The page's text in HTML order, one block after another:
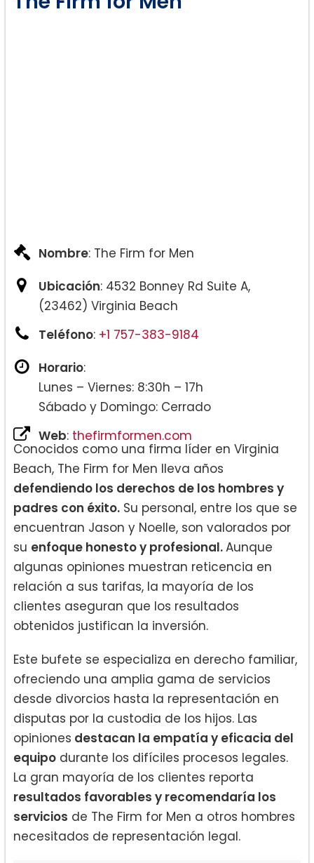
Nombre: The Firm for Men
Ubicación: 4532 Bonney Rd Suite A,
(23462) Virginia Beach
Teléfono: +1 757-383-9184
Horario:
Lunes – Viernes: 8:30h – 17h
Sábado y Domingo: Cerrado
Web: thefirmformen.com
Conocidos como una firma líder en Virginia
Beach, The Firm for Men lleva años
defendiendo los derechos de los hombres y
padres con éxito. Su personal, entre los que se
encuentran Jason y Noelle, son valorados por
su enfoque honesto y profesional.Aunque
algunas opiniones muestran reticencia en
relación a sus tarifas, la mayoría de los
clientes aseguran que los resultados
obtenidos justifican la inversión.
Este bufete se especializa en derecho familiar,
ofreciendo una amplia gama de servicios
desde divorcios hasta la representación en
disputas por la custodia de los hijos. Las
opiniones destacan la empatía y eficacia del
equipo durante los difíciles procesos legales.
La gran mayoría de los clientes reporta
resultados favorables y recomendaría los
servicios de The Firm for Men a otros hombres
necesitados de representación legal.